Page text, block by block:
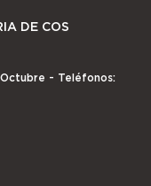
DE COS
Octubre - Teléfonos: